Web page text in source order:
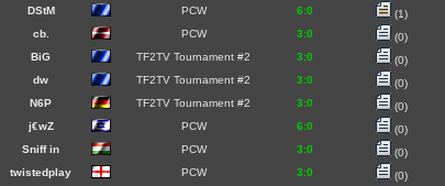
DStM PCW 6:0
(1)
cb. PCW 3:0
(0)
BiG TF2TV Tournament #2 3:0
(0)
dw TF2TV Tournament #2 3:0
(0)
N6P TF2TV Tournament #2 3:0
(0)
j€wZ PCW 6:0
(0)
Sniff in PCW 3:0
(0)
twistedplay PCW 3:0
(0)